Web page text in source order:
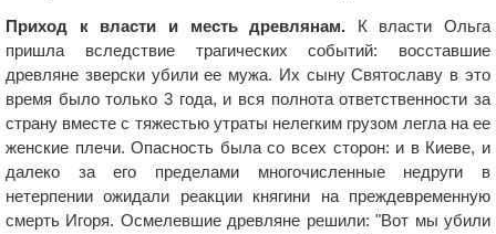
Приход к власти и месть древлянам. К власти Ольга
пришла вследствие трагических событий: восставшие
древляне зверски убили ее мужа. Их сыну Святославу в это
время было только 3 года, и вся полнота ответственности за
страну вместе с тяжестью утраты нелегким грузом легла на ее
женские плечи. Опасность была со всех сторон: и в Киеве, и
далеко за его пределами многочисленные недруги в
нетерпении ожидали реакции княгини на преждевременную
смерть Игоря. Осмелевшие древляне решили: "Вот мы убили